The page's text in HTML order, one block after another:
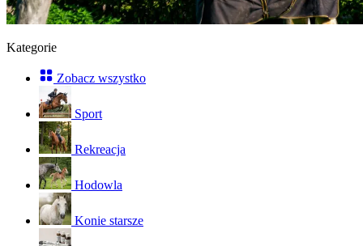
Kategorie
Zobacz wszystko
Sport
Rekreacja
Hodowla
Konie starsze